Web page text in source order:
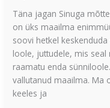
Täna jagan Sinuga
on üks maailma
soovi hetkel
loole, juttudele, mis
raamatu enda
vallutanud maailma. Ma
keeles ja